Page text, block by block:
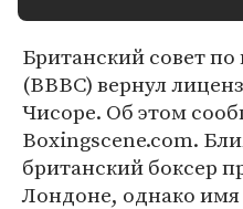
Британский совет
(BBBC) вернул
Чисоре. Об этом
Boxingscene.com.
британский боксер
Лондоне, однако